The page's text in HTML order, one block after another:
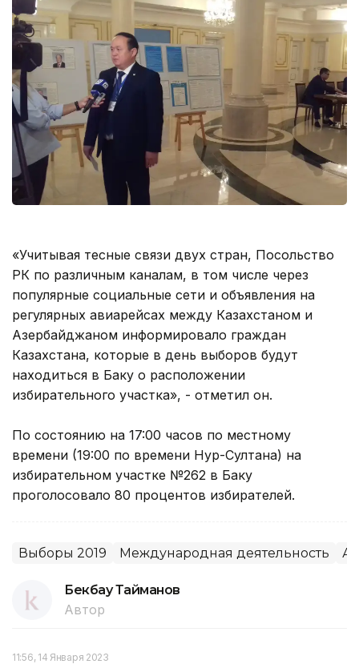
«Учитывая тесные связи двух стран, Посольство
РК по различным каналам, в том числе через
популярные социальные сети и объявления на
регулярных авиарейсах между Казахстаном и
Азербайджаном информировало граждан
Казахстана, которые в день выборов будут
находиться в Баку о расположении
избирательного участка», - отметил он.
По состоянию на 17:00 часов по местному
времени (19:00 по времени Нур-Султана) на
избирательном участке №262 в Баку
проголосовало 80 процентов избирателей.
Выборы 2019 Международная деятельность
Бекбау Тайманов
Автор
11:56, 14 Января 2023